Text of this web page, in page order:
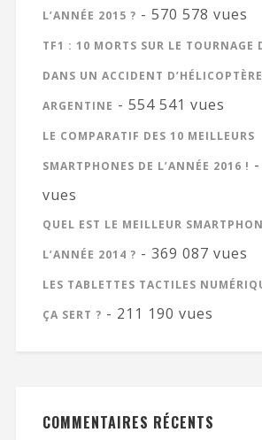
L’ANNÉE 2015 ? - 570 578 vues
TF1 : 10 MORTS SUR LE TOURNAGE
DANS UN ACCIDENT
ARGENTINE - 554 541 vues
LE COMPARATIF DES 10 MEILLEURS
SMARTPHONES DE L’ANNÉE 2016 !
vues
QUEL EST LE MEILLEUR
L’ANNÉE 2014 ? - 369 087 vues
LES TABLETTES TACTILES
ÇA SERT ? - 211 190 vues
COMMENTAIRES RÉCENTS